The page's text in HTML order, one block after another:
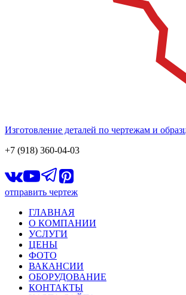
Изготовление деталей по чертежам и
+7 (918) 360-04-03
отправить чертеж
ГЛАВНАЯ
О КОМПАНИИ
УСЛУГИ
ЦЕНЫ
ФОТО
ВАКАНСИИ
ОБОРУДОВАНИЕ
КОНТАКТЫ